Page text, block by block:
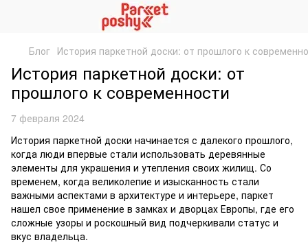
Блог История паркетной доски: от прошлого к
История паркетной доски: от
прошлого к современности
7 февраля 2024
История паркетной доски начинается с далекого прошлого,
когда люди впервые стали использовать деревянные
элементы для украшения и утепления своих жилищ. Со
временем, когда великолепие и изысканность стали
важными аспектами в архитектуре и интерьере, паркет
нашел свое применение в замках и дворцах Европы, где его
сложные узоры и роскошный вид подчеркивали статус и
вкус владельца.